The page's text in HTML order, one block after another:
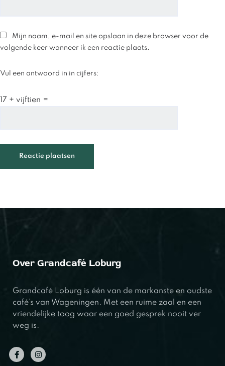
Mijn naam, e-mail en site opslaan in deze browser voor de
volgende keer wanneer ik een reactie plaats.
Vul een antwoord in in cijfers:
17 + vijftien =
Over Grandcafé Loburg
Grandcafé Loburg is één van de markanste en oudste
café’s van Wageningen. Met een ruime zaal en een
vriendelijke toog waar een goed gesprek nooit ver
weg is.